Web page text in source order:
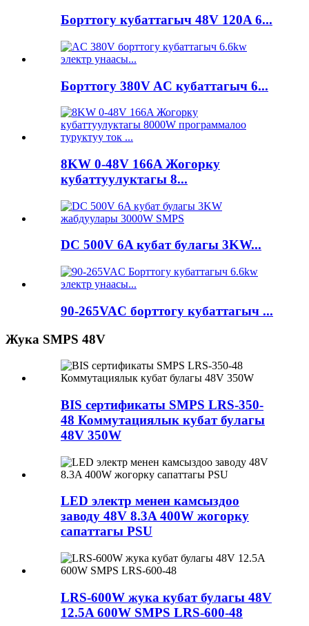
Борттогу кубаттагыч 48V 120A 6...
Борттогу 380V AC кубаттагыч 6...
8KW 0-48V 166A Жогорку
кубаттуулуктагы 8...
DC 500V 6A кубат булагы 3KW...
90-265VAC борттогу кубаттагыч ...
Жука SMPS 48V
BIS сертификаты SMPS LRS-350-
48 Коммутациялык кубат булагы
48V 350W
LED электр менен камсыздоо
заводу 48V 8.3A 400W жогорку
сапаттагы PSU
LRS-600W жука кубат булагы 48V
12.5A 600W SMPS LRS-600-48